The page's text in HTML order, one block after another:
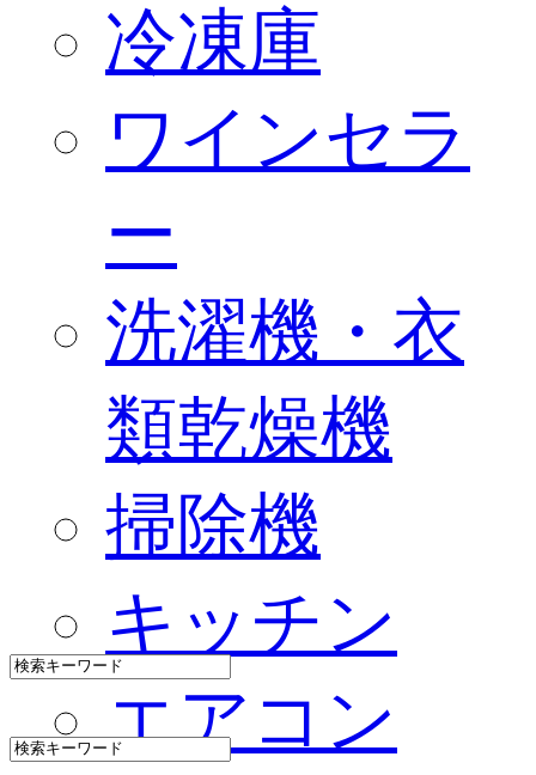
冷凍庫
ワインセラ
ー
洗濯機・衣
類乾燥機
掃除機
キッチン
エアコン